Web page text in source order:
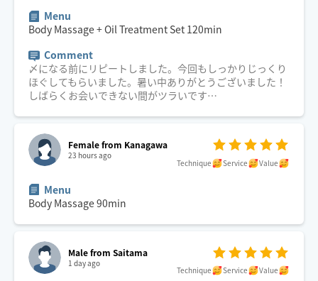
Menu
Body Massage + Oil Treatment Set 120min
Comment
〆になる前にリピートしました。今回もしっかりじっくり
ほぐしてもらいました。暑い中ありがとうございました！
しばらくお会いできない間がツラいです…
Female from Kanagawa
23 hours ago
Technique Service Value
Menu
Body Massage90min
Male from Saitama
1 day ago
Technique Service Value